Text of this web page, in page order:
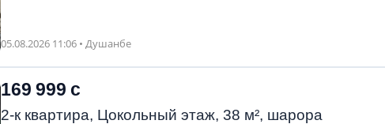
05.08.2026 11:06 • Душанбе
169 999 с
2-к квартира, Цокольный этаж, 38 м², шарора